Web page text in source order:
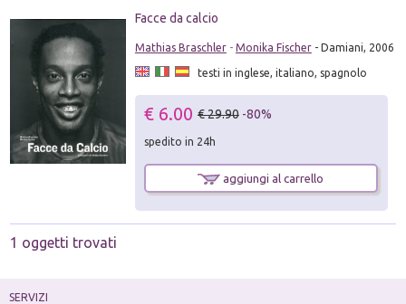
Facce da calcio
Mathias Braschler- Monika Fischer- Damiani, 2006
testi in inglese, italiano, spagnolo
€ 6.00 € 29.90 -80%
spedito in 24h
aggiungi al carrello
1 oggetti trovati
SERVIZI